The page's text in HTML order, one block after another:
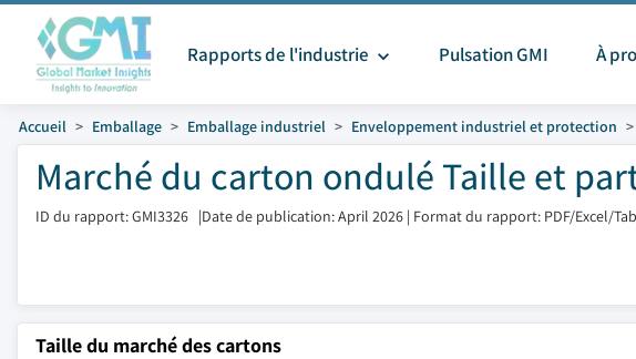
Rapports de l'industrie Pulsation GMI À
Accueil Emballage Emballage industriel Enveloppement industriel et protection
Marché du carton ondulé Taille et
ID du rapport: GMI3326 |Date de publication: April 2026 | Format du rapport: PDF/Excel/
Taille du marché des cartons